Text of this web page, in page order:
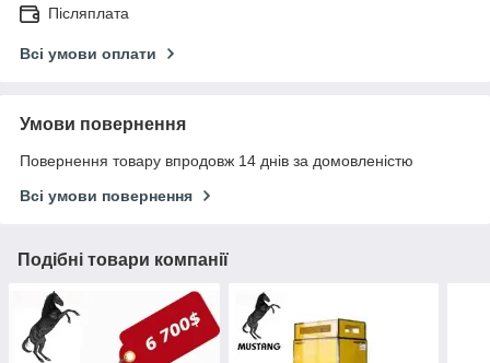
Післяплата
Всі умови оплати
Умови повернення
Повернення товару впродовж 14 днів за домовленістю
Всі умови повернення
Подібні товари компанії